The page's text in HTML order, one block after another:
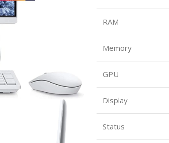
RAM
Memory
GPU
Display
Status